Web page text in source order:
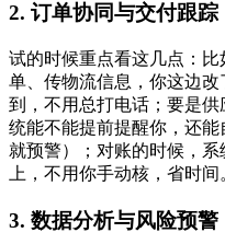
2. 订单协同与交付跟踪
试的时候重点看这几点：
单、传物流信息，你这边
到，不用总打电话；要是
统能不能提前提醒你，还
就预警）；对账的时候，
上，不用你手动核，省时间
3. 数据分析与风险预警